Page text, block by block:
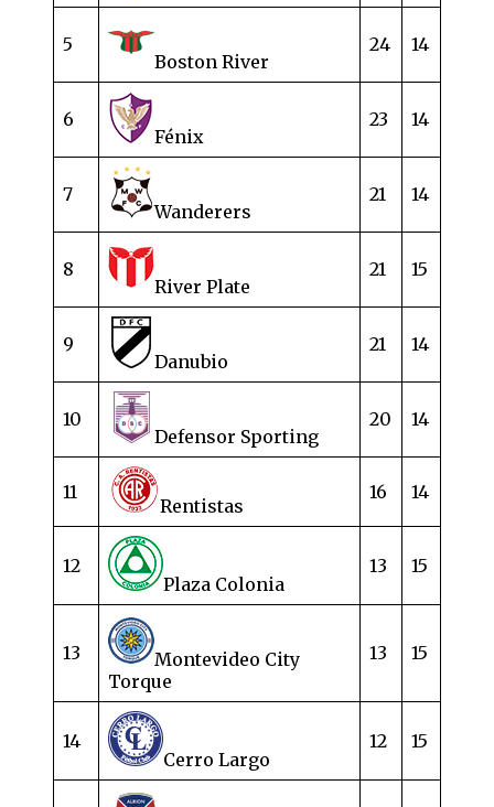
5
Boston River
24 14
6
Fénix
23 14
7
Wanderers
21 14
8
River Plate
21 15
9
Danubio
21 14
10
Defensor Sporting
20 14
11
Rentistas
16 14
12
Plaza Colonia
13 15
13
Montevideo City
Torque
13 15
14
Cerro Largo
12 15